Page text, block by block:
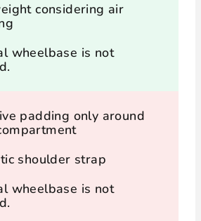
considering air
wheelbase is not
padding only around
shoulder strap
wheelbase is not